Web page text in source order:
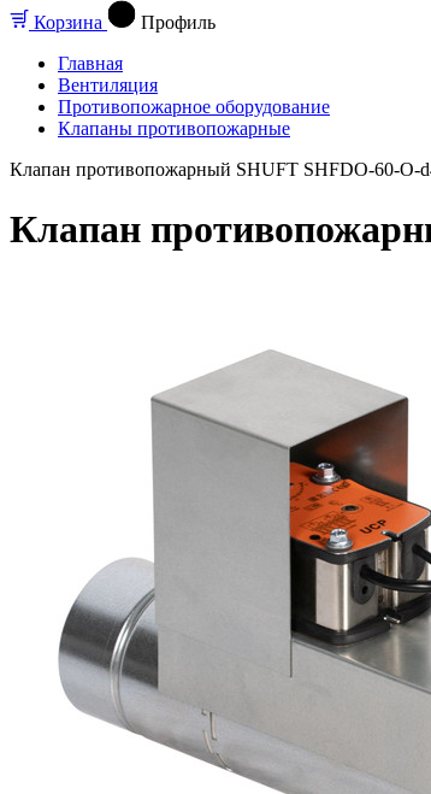
Корзина
Профиль
Главная
Вентиляция
Противопожарное оборудование
Клапаны противопожарные
Клапан противопожарный SHUFT SHFDO-60-O-
Клапан